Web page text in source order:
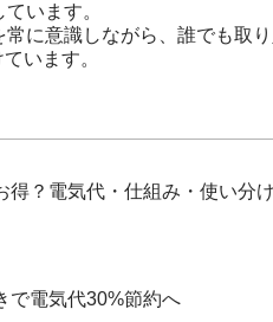
います。
に意識しながら、誰でも取
います。
得？電気代・仕組み・使い分
で電気代30%節約へ